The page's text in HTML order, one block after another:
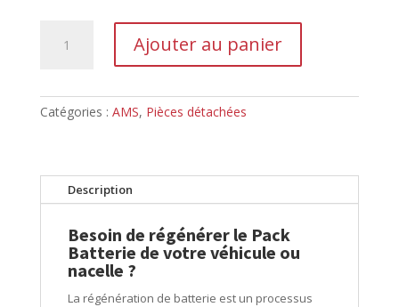
REGENERATION
PACKS
Ajouter au panier
Catégories : AMS, Pièces détachées
Description
Besoin de régénérer le Pack
Batterie de votre véhicule ou
nacelle ?
La régénération de batterie est un processus